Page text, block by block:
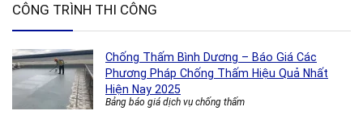
CÔNG TRÌNH THI CÔNG
Chống Thấm Bình Dương – Báo Giá Các
Phương Pháp Chống Thấm Hiệu Quả Nhất
Hiện Nay 2025
Bảng báo giá dịch vụ chống thấm